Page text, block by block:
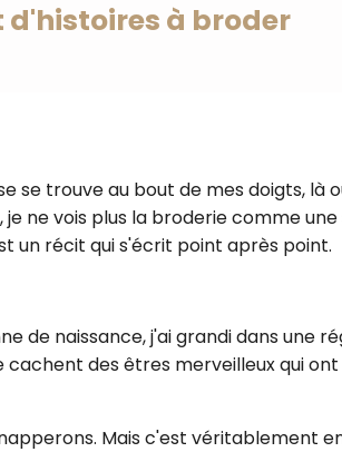
d'histoires à broder
se trouve au bout de mes doigts, là
ne vois plus la broderie comme
un récit qui s'écrit point après point.
de naissance, j'ai grandi dans une
cachent des êtres merveilleux qui
Mais c'est véritablement